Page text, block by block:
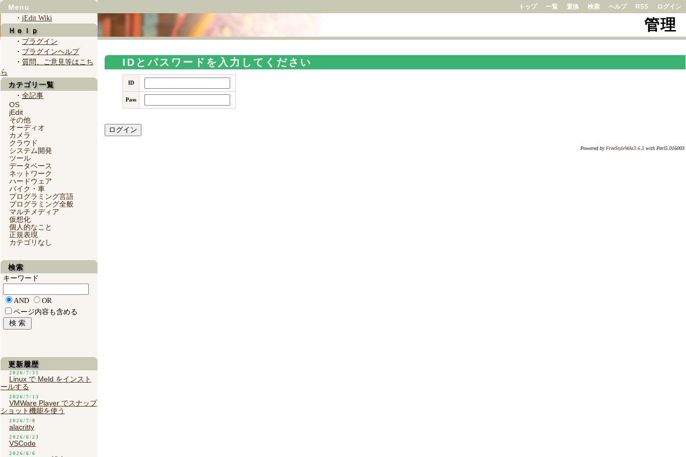
トップ 一覧 置換 検索 ヘルプ RSS ログイン
管理
IDとパスワードを入力してください
ID
Pass
Menu
・ jEdit Wiki
Ｈｅｌｐ
・ プラグイン
・ プラグインヘルプ
・ 質問、ご意見等はこち
ら
カテゴリ一覧
・ 全記事
OS
jEdit
その他
オーディオ
カメラ
クラウド
システム開発
ツール
データベース
ネットワーク
ハードウェア
バイク・車
プログラミング言語
プログラミング全般
マルチメディア
仮想化
個人的なこと
正規表現
カテゴリなし
検索
キーワード
AND
OR
ページ内容も含める
更新履歴
2026/7/31
Linux で Meld をインスト
ールする
2026/7/13
VMWare Player でスナップ
ショット機能を使う
2026/7/8
alacritty
2026/6/23
VSCode
2026/6/6
Powered by FreeStyleWiki3.6.5 with Perl5.016003